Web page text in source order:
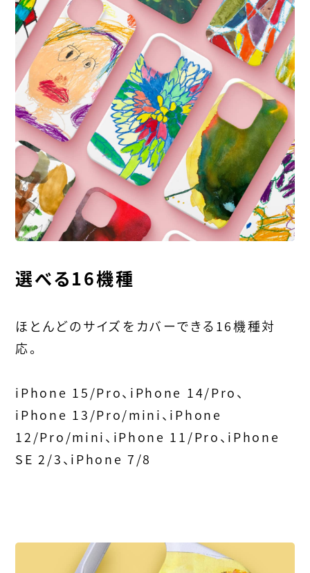
選べる16機種
ほとんどのサイズをカバーできる16機種対
応。
iPhone 15/Pro、iPhone 14/Pro、
iPhone 13/Pro/mini、iPhone
12/Pro/mini、iPhone 11/Pro、iPhone
SE 2/3、iPhone 7/8